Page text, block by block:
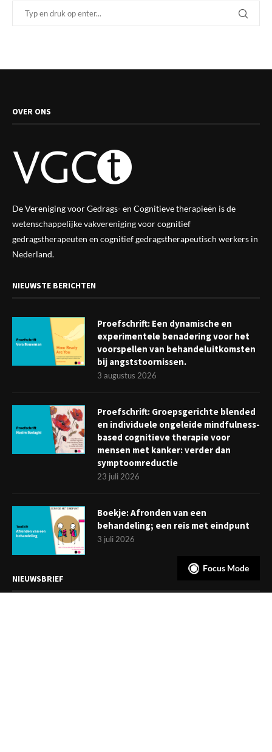
OVER ONS
De Vereniging voor Gedrags- en Cognitieve therapieën is de
wetenschappelijke vakverenigingvoor cognitief
gedragstherapeuten en cognitief gedragstherapeutisch werkers in
Nederland.
NIEUWSTE BERICHTEN
Proefschrift: Een dynamische en
experimentele benadering voor het
voorspellen van behandeluitkomsten
bij angststoornissen.
3 augustus 2026
Proefschrift: Groepsgerichte blended
en individuele ongeleide mindfulness-
based cognitieve therapie voor
mensen met kanker: verder dan
symptoomreductie
23 juli 2026
Boekje: Afronden van een
behandeling; een reis met eindpunt
3 juli 2026
NIEUWSBRIEF
Focus Mode